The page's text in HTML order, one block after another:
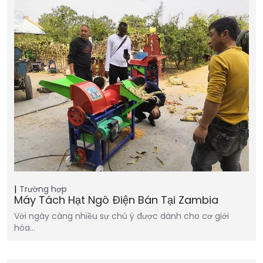
Trường hợp
Máy Tách Hạt Ngô Điện Bán Tại Zambia
Với ngày càng nhiều sự chú ý được dành cho cơ giới
hóa…